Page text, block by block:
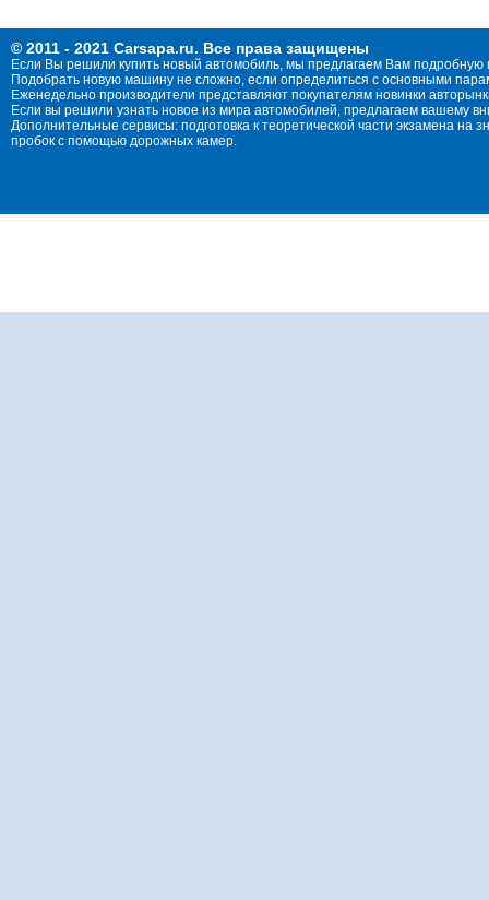
© 2011 - 2021 Carsapa.ru. Все права защищены
Если Вы решили купить новый автомобиль, мы предлагаем Вам
Подобрать новую машину не сложно, если определиться с основными
Еженедельно производители представляют покупателям новинки
Если вы решили узнать новое из мира автомобилей, предлагаем вашему
Дополнительные сервисы: подготовка к теоретической части экзамена
пробок с помощью дорожных камер.